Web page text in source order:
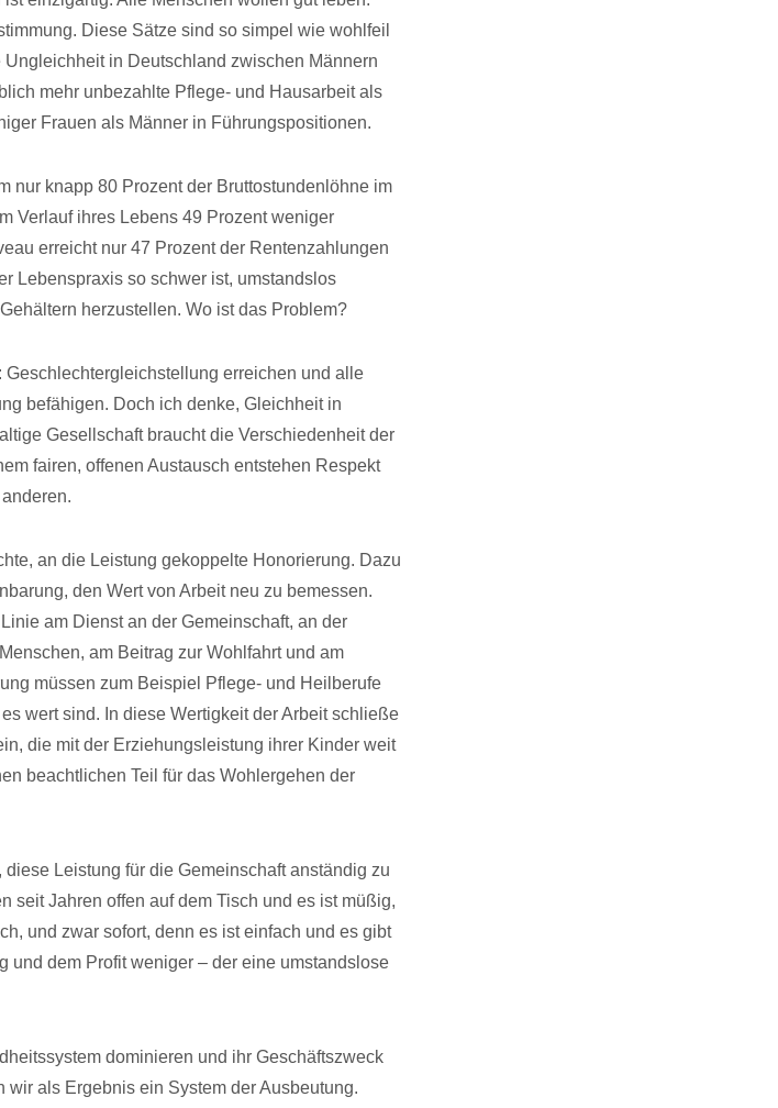
Diese Sätze sind so simpel wie wohlfeil
in Deutschland zwischen Männern
mehr unbezahlte Pflege- und Hausarbeit als
Frauen als Männer in Führungspositionen.
nur knapp 80 Prozent der Bruttostundenlöhne im
Verlauf ihres Lebens 49 Prozent weniger
erreicht nur 47 Prozent der Rentenzahlungen
Lebenspraxis so schwer ist, umstandslos
herzustellen. Wo ist das Problem?
erreichen und alle
befähigen. Doch ich denke, Gleichheit in
Gesellschaft braucht die Verschiedenheit der
fairen, offenen Austausch entstehen Respekt
an die Leistung gekoppelte Honorierung. Dazu
den Wert von Arbeit neu zu bemessen.
am Dienst an der Gemeinschaft, an der
am Beitrag zur Wohlfahrt und am
müssen zum Beispiel Pflege- und Heilberufe
wert sind. In diese Wertigkeit der Arbeit schließe
die mit der Erziehungsleistung ihrer Kinder weit
beachtlichen Teil für das Wohlergehen der
Leistung für die Gemeinschaft anständig zu
seit Jahren offen auf dem Tisch und es ist müßig,
und zwar sofort, denn es ist einfach und es gibt
und dem Profit weniger – der eine umstandslose
dominieren und ihr Geschäftszweck
als Ergebnis ein System der Ausbeutung.